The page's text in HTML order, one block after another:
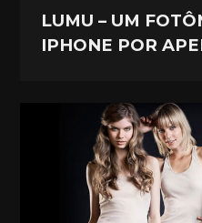
LUMU – UM
IPHONE POR